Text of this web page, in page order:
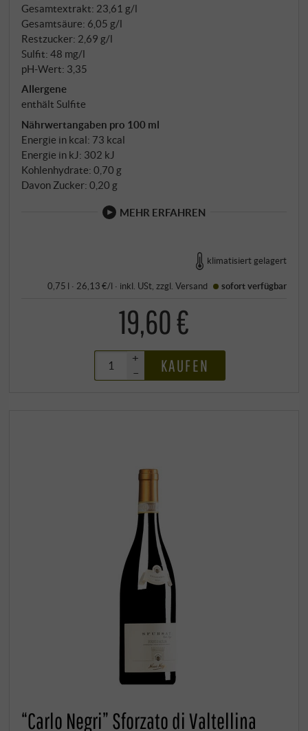
Gesamtextrakt: 23,61 g/l
Gesamtsäure: 6,05 g/l
Restzucker: 2,69 g/l
Sulfit: 48 mg/l
pH-Wert: 3,35
Allergene
enthält Sulfite
Nährwertangaben pro 100 ml
Energie in kcal: 73 kcal
Energie in kJ: 302 kJ
Kohlenhydrate: 0,70 g
Davon Zucker: 0,20 g
MEHR ERFAHREN
klimatisiert gelagert
0,75 l · 26,13 €/l · inkl. USt , zzgl.Versand sofort verfügbar
19,60 €
+
–
KAUFEN
“Carlo Negri” Sforzato di Valtellina